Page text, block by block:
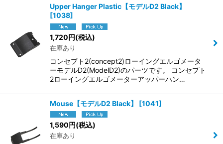
Upper Hanger Plastic【モデルD2 Black】
[1038]
1,720円(税込)
在庫あり
コンセプト2(concept2)ローイングエルゴメータ
ーモデルD2(ModelD2)のパーツです。 コンセプト
2ローイングエルゴメーターアッパーハン…
Mouse【モデルD2 Black】 [1041]
1,590円(税込)
在庫あり